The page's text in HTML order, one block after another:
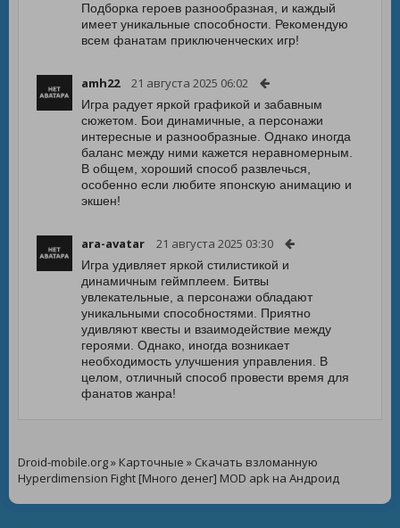
Подборка героев разнообразная, и каждый
имеет уникальные способности. Рекомендую
всем фанатам приключенческих игр!
amh22 21 августа 2025 06:02
Игра радует яркой графикой и забавным
сюжетом. Бои динамичные, а персонажи
интересные и разнообразные. Однако иногда
баланс между ними кажется неравномерным.
В общем, хороший способ развлечься,
особенно если любите японскую анимацию и
экшен!
ara-avatar 21 августа 2025 03:30
Игра удивляет яркой стилистикой и
динамичным геймплеем. Битвы
увлекательные, а персонажи обладают
уникальными способностями. Приятно
удивляют квесты и взаимодействие между
героями. Однако, иногда возникает
необходимость улучшения управления. В
целом, отличный способ провести время для
фанатов жанра!
Droid-mobile.org» Карточные » Скачать взломанную
Hyperdimension Fight [Много денег] MOD apk на Андроид